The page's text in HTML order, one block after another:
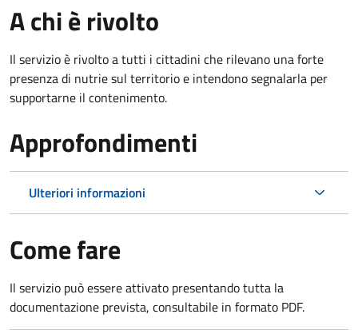
A chi è rivolto
Il servizio è rivolto a tutti i cittadini che rilevano una forte
presenza di nutrie sul territorio e intendono segnalarla per
supportarne il contenimento.
Approfondimenti
Ulteriori informazioni
Come fare
Il servizio può essere attivato presentando tutta la
documentazione prevista, consultabile in formato PDF.